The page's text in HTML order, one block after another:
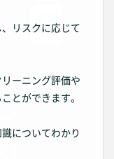
リスクに応じて
ーニング評価や
とができます。
についてわかり